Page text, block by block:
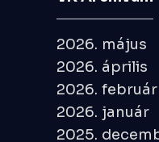
2026. május
2026. április
2026. február
2026. január
2025.